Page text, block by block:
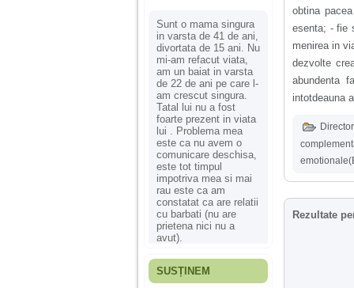
Sunt o mama singura
in varsta de 41 de ani,
divortata de 15 ani. Nu
mi-am refacut viata,
am un baiat in varsta
de 22 de ani pe care l-
am crescut singura.
Tatal lui nu a fost
foarte prezent in viata
lui . Problema mea
este ca nu avem o
comunicare deschisa,
este tot timpul
impotriva mea si mai
rau este ca am
constatat ca are relatii
cu barbati (nu are
prietena nici nu a
avut).
Fiica mea s-a nascut
SUSȚINEM
obtina
esenta; - fie
menirea in
dezvolte
abundenta
intotdeauna
Rezultate